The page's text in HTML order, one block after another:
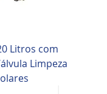
Litros com
Limpeza